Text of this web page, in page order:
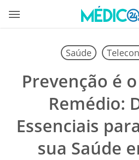
Menu
Saúde
Prevenção é
Remédio:
Essenciais
sua Saúde